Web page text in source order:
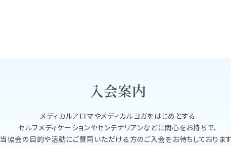
入会案内
メディカルアロマやメディカルヨガをはじめとする
セルフメディケーションやセンテナリアンなどに関心をお持ちで、
当協会の目的や活動にご賛同いただける方のご入会をお待ちしております